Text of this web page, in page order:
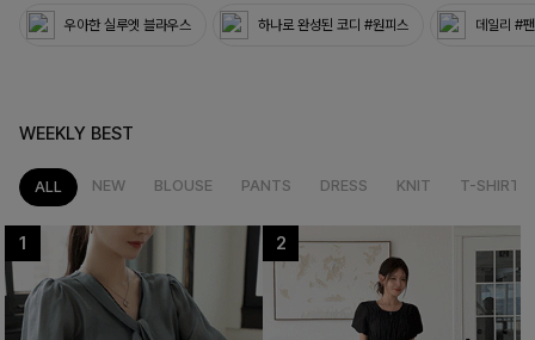
우아한 실루엣 블라우스 하나로 완성된 코디 #원피스 데일리 #
WEEKLY BEST
ALL NEW BLOUSE PANTS DRESS KNIT T-SHIRT